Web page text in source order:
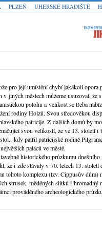
pro její umístění chybí jakákoli opora
jiných městech můžeme usuzovat, že
polohu a velikost se třeba
rodiny Holzů. Svou středověkou
patricije. Z dalších domů by
svou velikostí, že ve 13. století i
kdy patřil patricijské rodině
paláců ve městě.
historického průzkumu dnešního
že i zde stávaly v 70. letech 13. století
tohoto komplexu (tzv. Cippusův dům)
strusek, měděných slitků i hromadný
prováděného archeologického
UHERSKÉ HRADIŠTĚ
PLZEŇ